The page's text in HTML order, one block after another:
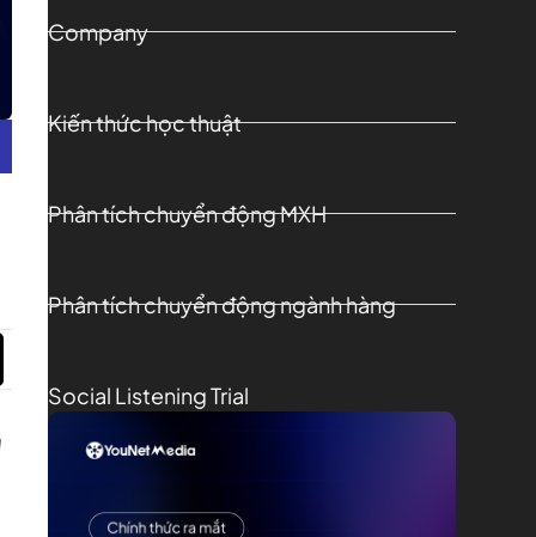
Company
Kiến thức học thuật
Phân tích chuyển động MXH
Phân tích chuyển động ngành hàng
Social Listening Trial